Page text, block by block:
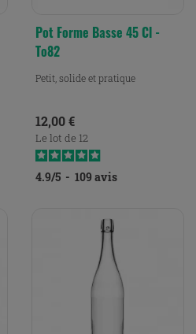
Pot Forme Basse 45 Cl -
To82
Petit, solide et pratique
Prix
12,00 €
Le lot de 12
4.9/5 - 109 avis